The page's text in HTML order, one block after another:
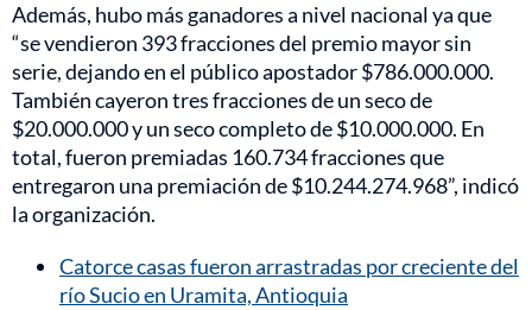
Además, hubo más ganadores a nivel nacional ya que
“se vendieron 393 fracciones del premio mayor sin
serie, dejando en el público apostador $786.000.000.
También cayeron tres fracciones de un seco de
$20.000.000 y un seco completo de $10.000.000. En
total, fueron premiadas 160.734 fracciones que
entregaron una premiación de $10.244.274.968”, indicó
la organización.
Catorce casas fueron arrastradas por creciente del
río Sucio en Uramita, Antioquia